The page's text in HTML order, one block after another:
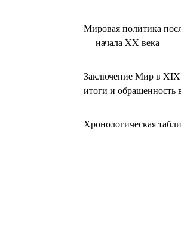
Мировая политика
— начала XX века
Заключение Мир в XIX
итоги и обращенность
Хронологическая